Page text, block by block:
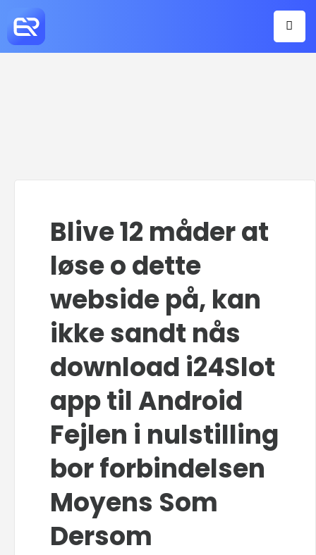
Blive 12 måder at
løse o dette
webside på, kan
ikke sandt nås
download i24Slot
app til Android
Fejlen i nulstilling
bor forbindelsen
Moyens Som
Dersom